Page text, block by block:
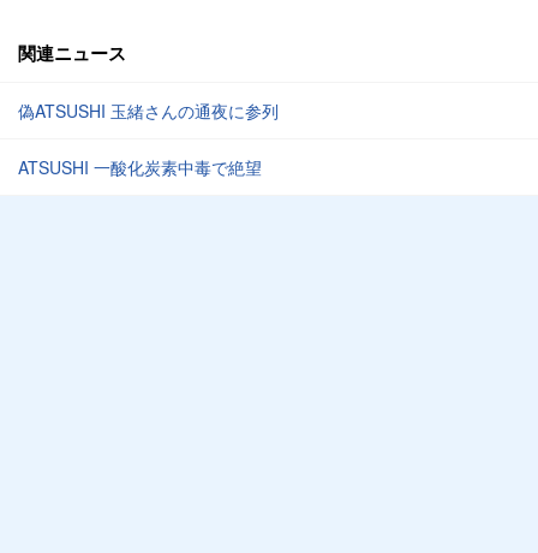
関連ニュース
偽ATSUSHI 玉緒さんの通夜に参列
ATSUSHI 一酸化炭素中毒で絶望